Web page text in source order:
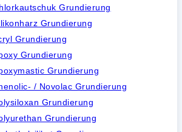
Grundierung
Grundierung
Grundierung
Grundierung
Grundierung
/ Novolac Grundierung
Grundierung
Grundierung